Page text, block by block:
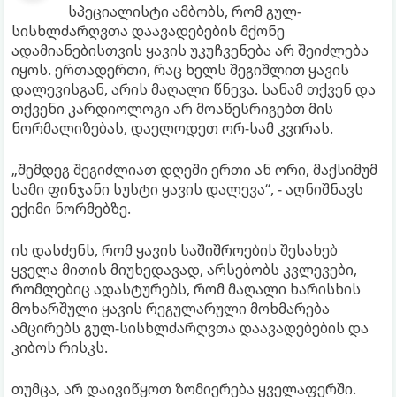
სპეციალისტი ამბობს, რომ გულ-
სისხლძარღვთა დაავადებების მქონე
ადამიანებისთვის ყავის უკუჩვენება არ შეიძლება
იყოს. ერთადერთი, რაც ხელს შეგიშლით ყავის
დალევისგან, არის მაღალი წნევა. სანამ თქვენ და
თქვენი კარდიოლოგი არ მოაწესრიგებთ მის
ნორმალიზებას, დაელოდეთ ორ-სამ კვირას.
„შემდეგ შეგიძლიათ დღეში ერთი ან ორი, მაქსიმუმ
სამი ფინჯანი სუსტი ყავის დალევა“, - აღნიშნავს
ექიმი ნორმებზე.
ის დასძენს, რომ ყავის საშიშროების შესახებ
ყველა მითის მიუხედავად, არსებობს კვლევები,
რომლებიც ადასტურებს, რომ მაღალი ხარისხის
მოხარშული ყავის რეგულარული მოხმარება
ამცირებს გულ-სისხლძარღვთა დაავადებების და
კიბოს რისკს.
თუმცა, არ დაივიწყოთ ზომიერება ყველაფერში.